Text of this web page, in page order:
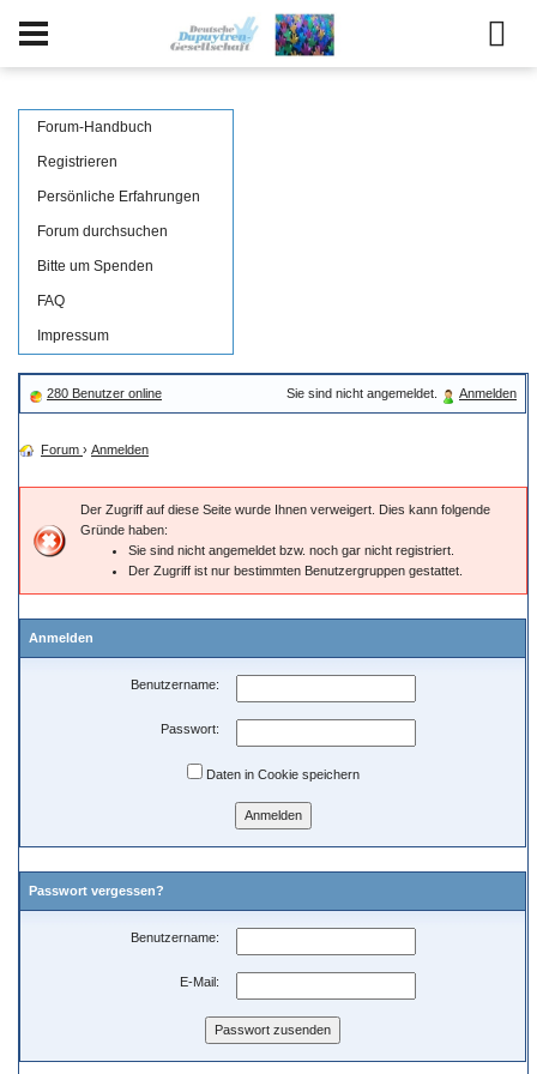
Forum-Handbuch
Registrieren
Persönliche Erfahrungen
Forum durchsuchen
Bitte um Spenden
FAQ
Impressum
280 Benutzer online Sie sind nicht angemeldet. Anmelden
Forum › Anmelden
Der Zugriff auf diese Seite wurde Ihnen verweigert. Dies kann folgende
Gründe haben:
Sie sind nicht angemeldet bzw. noch gar nicht registriert.
Der Zugriff ist nur bestimmten Benutzergruppen gestattet.
Anmelden
Benutzername:
Passwort:
Daten in Cookie speichern
Passwort vergessen?
Benutzername:
E-Mail: